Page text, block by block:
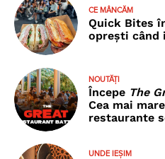
CE MÂNCĂM
Quick Bites
oprești când
NOUTĂȚI
Începe The
Cea mai
restaurante
UNDE IEȘIM